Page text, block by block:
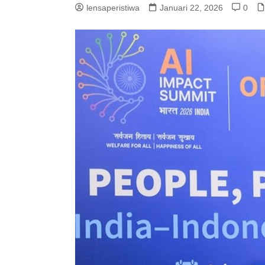
lensaperistiwa Januari 22, 2026 0